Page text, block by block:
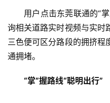
用户点击东莞联通的“
询相关道路实时视频与实时
三色便可区分路段的拥挤程
通拥堵。
“掌”握路线“聪明出行”